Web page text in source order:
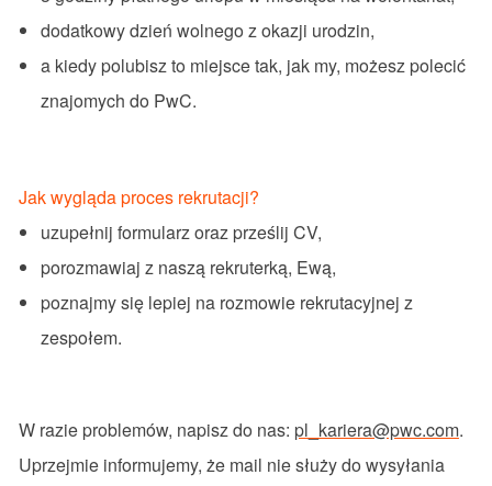
dodatkowydzień wolnego zokazji urodzin,
a kiedy polubiszto miejscetak, jak my, możesz polecić
znajomych do PwC.
Jak wygląda proces rekrutacji?
uzupełnij formularzoraz prześlij CV,
porozmawiaj z naszą rekruterką, Ewą,
poznajmysię lepiej na rozmowie rekrutacyjnej z
zespołem.
W razie problemów, napiszdo nas: pl_kariera@pwc.com.
Uprzejmie informujemy, żemail niesłużydo wysyłania